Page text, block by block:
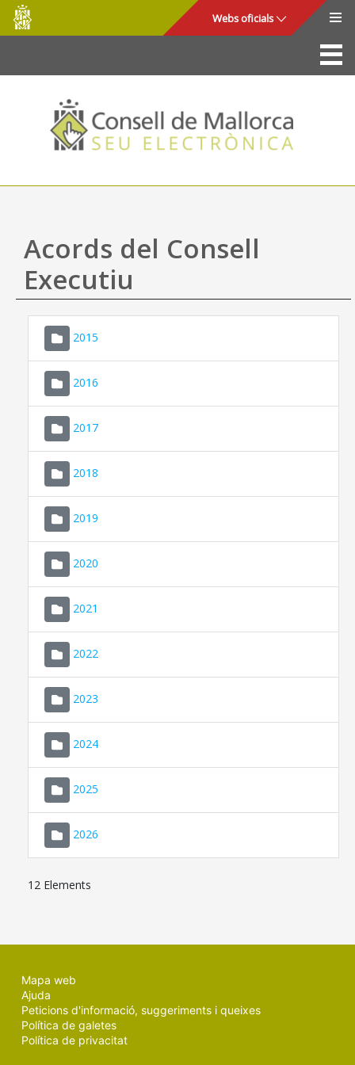
Salta al contingut principal
Consell
de
Mallorca
Webs oficials
La Seu
Consell de Mallorca
Accés i seguretat
Utilitats
Ajuda
Acords del Consell
Executiu
2015
2016
2017
2018
2019
2020
2021
2022
2023
2024
2025
2026
12 Elements
Mapa web
Ajuda
Peticions d'informació, suggeriments i queixes
Política de galetes
Política de privacitat